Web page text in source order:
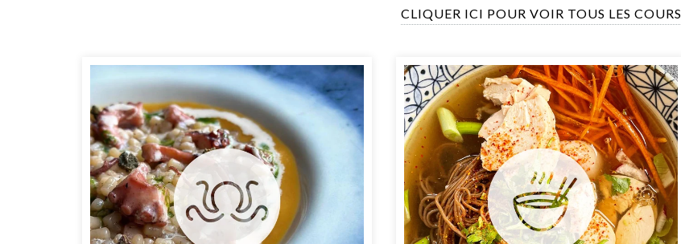
CLIQUER ICI POUR VOIR TOUS LES COURS